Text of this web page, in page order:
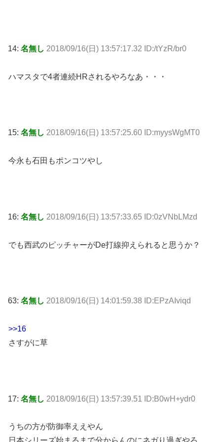
14: 名無し 2018/09/16(日) 13:57:17.32 ID:/tYzR/br0
ハマスタで4者連続HRされるやろなあ・・・
15: 名無し 2018/09/16(日) 13:57:25.60 ID:myysWgMT0
今永も石田もポンコツやし
16: 名無し 2018/09/16(日) 13:57:33.65 ID:0zVNbLMzd
でも西武のピッチャーがDe打線抑えられると思うか？
63: 名無し 2018/09/16(日) 14:01:59.38 ID:EPzAIviqd
>>16
さすがに草
17: 名無し 2018/09/16(日) 13:57:39.51 ID:B0wH+ydr0
うちの方が防御率ええやん